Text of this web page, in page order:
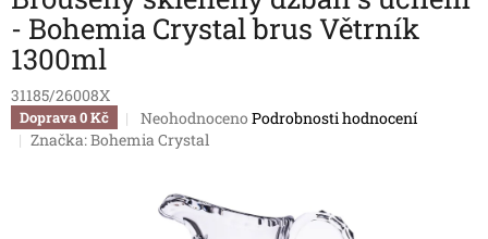
- Bohemia Crystal brus Větrník
1300ml
31185/26008X
Doprava 0 Kč
Průměrné
hodnocení
Neohodnoceno Podrobnosti hodnocení
Značka:Bohemia Crystal